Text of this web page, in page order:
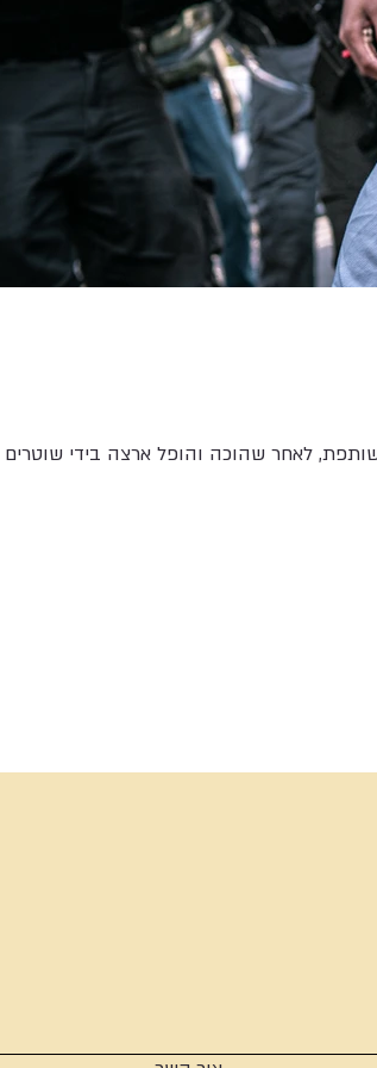
לאחר שהוכה והופל ארצה בידי שוטרים